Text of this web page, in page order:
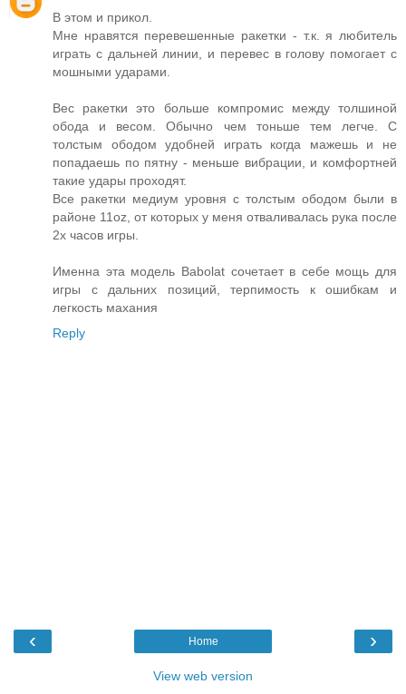
В этом и прикол.
Мне нравятся перевешенные ракетки - т.к. я любитель
играть с дальней линии, и перевес в голову помогает с
мошными ударами.
Вес ракетки это больше компромис между толшиной
обода и весом. Обычно чем тоньше тем легче. С
толстым ободом удобней играть когда мажешь и не
попадаешь по пятну - меньше вибрации, и комфортней
такие удары проходят.
Все ракетки медиум уровня с толстым ободом были в
районе 11oz, от которых у меня отваливалась рука после
2х часов игры.
Именна эта модель Babolat сочетает в себе мощь для
игры с дальних позиций, терпимость к ошибкам и
легкость махания
Reply
‹ ›
Home
View web version